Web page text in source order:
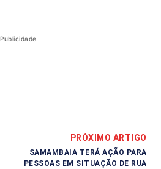
Publicidade
PRÓXIMO ARTIGO
SAMAMBAIA TERÁ AÇÃO PARA
PESSOAS EM SITUAÇÃO DE RUA